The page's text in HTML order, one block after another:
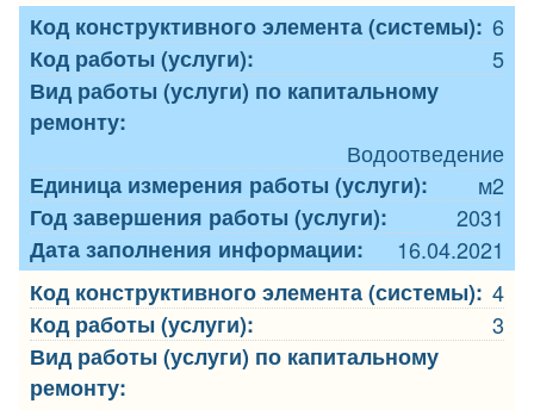
Код конструктивного элемента (системы): 6
Код работы (услуги):
5
Вид работы (услуги) по капитальному
ремонту:
Водоотведение
Единица измерения работы (услуги):
м2
Год завершения работы (услуги):
2031
Дата заполнения информации:
16.04.2021
Код конструктивного элемента (системы): 4
Код работы (услуги):
3
Вид работы (услуги) по капитальному
ремонту: